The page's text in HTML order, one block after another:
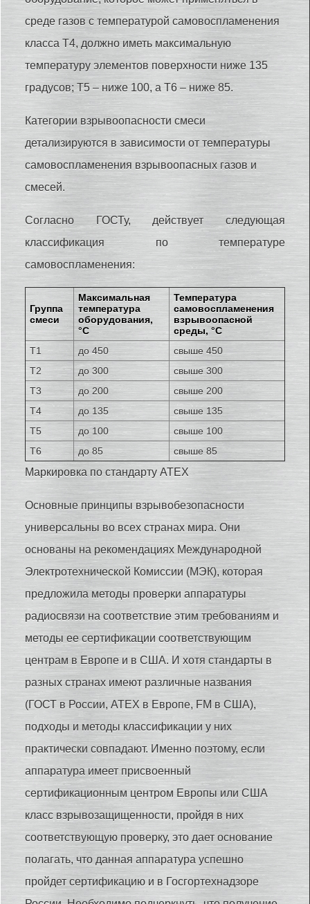
среде газов с температурой самовоспламенения
класса Т4, должно иметь максимальную
температуру элементов поверхности ниже 135
градусов; Т5 – ниже 100, а Т6 – ниже 85.
Категории взрывоопасности смеси
детализируются в зависимости от температуры
самовоспламенения взрывоопасных газов и
смесей.
Согласно ГОСТу, действует следующая
классификация по температуре
самовоспламенения:
Группа
смеси
Максимальная
температура
оборудования,
°С
Температура
самовоспламенения
взрывоопасной
среды, °С
Т1
до 450
свыше 450
Т2
до 300
свыше 300
Т3
до 200
свыше 200
Т4
до 135
свыше 135
Т5
до 100
свыше 100
Т6
до 85 свыше 85
Маркировка по стандарту ATEX
Основные принципы взрывобезопасности
универсальны во всех странах мира. Они
основаны на рекомендациях Международной
Электротехнической Комиссии (МЭК), которая
предложила методы проверки аппаратуры
радиосвязи на соответствие этим требованиям и
методы ее сертификации соответствующим
центрам в Европе и в США. И хотя стандарты в
разных странах имеют различные названия
(ГОСТ в России, ATEX в Европе, FM в США),
подходы и методы классификации у них
практически совпадают. Именно поэтому, если
аппаратура имеет присвоенный
сертификационным центром Европы или США
класс взрывозащищенности, пройдя в них
соответствующую проверку, это дает основание
полагать, что данная аппаратура успешно
пройдет сертификацию и в Госгортехнадзоре